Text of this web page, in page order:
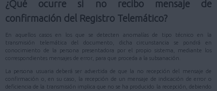
¿Qué ocurre si no recibo mensaje de
confirmación del Registro Telemático?
En aquellos casos en los que se detecten anomalías de tipo técnico en la
transmisión telemática del documento, dicha circunstancia se pondrá en
conocimiento de la persona presentadora por el propio sistema, mediante los
correspondientes mensajes de error, para que proceda a la subsanación.
La persona usuaria deberá ser advertida de que la no recepción del mensaje de
confirmación o, en su caso, la recepción de un mensaje de indicación de error o
deficiencia de la transmisión implica que no se ha producido la recepción, debiendo